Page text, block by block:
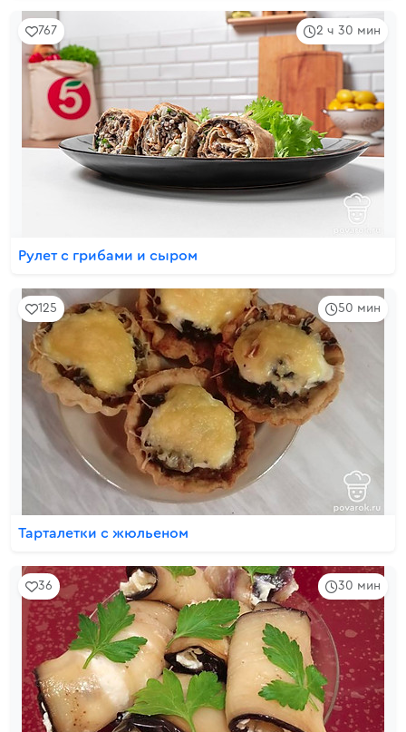
2 ч 30 мин
767
Рулет с грибами и сыром
50 мин
125
Тарталетки с жюльеном
30 мин
36